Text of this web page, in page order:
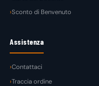
Sconto di Benvenuto
Assistenza
Contattaci
Traccia ordine